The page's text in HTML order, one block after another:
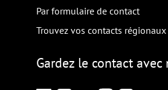
Par formulaire de contact
Trouvez vos contacts régionaux
Gardez le contact avec